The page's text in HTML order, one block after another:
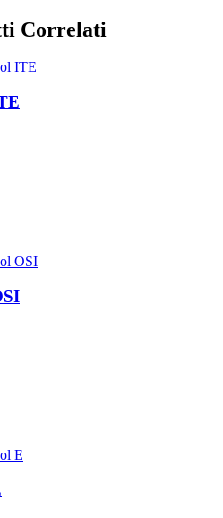
Correlati